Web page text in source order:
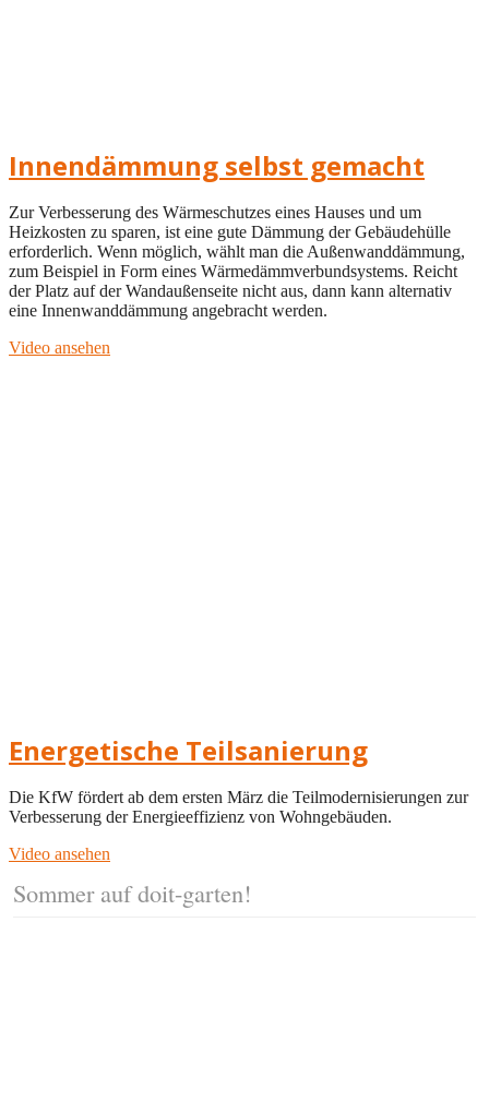
Innendämmung selbst gemacht
Zur Verbesserung des Wärmeschutzes eines Hauses und um
Heizkosten zu sparen, ist eine gute Dämmung der Gebäudehülle
erforderlich. Wenn möglich, wählt man die Außenwanddämmung,
zum Beispiel in Form eines Wärmedämmverbundsystems. Reicht
der Platz auf der Wandaußenseite nicht aus, dann kann alternativ
eine Innenwanddämmung angebracht werden.
Video ansehen
Energetische Teilsanierung
Die KfW fördert ab dem ersten März die Teilmodernisierungen zur
Verbesserung der Energieeffizienz von Wohngebäuden.
Video ansehen
Sommer auf doit-garten!